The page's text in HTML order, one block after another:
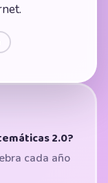
2.0?
cada año